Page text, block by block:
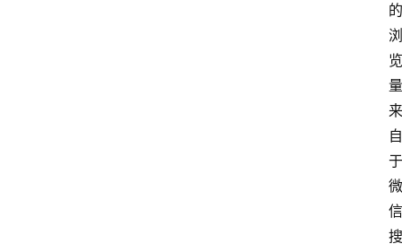
的
浏
览
量
来
自
于
微
信
搜